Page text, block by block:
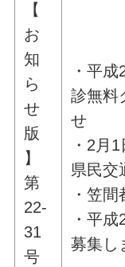
【
お
知
ら
せ
版
】
第
22-
31
号
・平
診無料
せ
・2月
県民交
・笠
・平
募集し